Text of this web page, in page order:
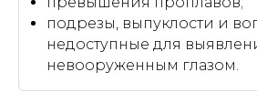
подрезы, выпуклости и
недоступные для
невооруженным глазом.